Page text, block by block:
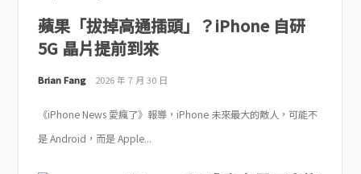
蘋果「拔掉高通插頭」？iPhone 自研
5G 晶片提前到來
Brian Fang 2026 年 7 月 30 日
《iPhone News 愛瘋了》報導，iPhone 未來最大的敵人，可能不
是 Android，而是 Apple...